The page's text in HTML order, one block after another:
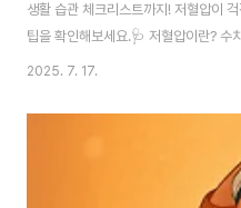
생활 습관 체크리스트까지! 저혈압이
팁을 확인해보세요.🩺 저혈압이란? 수
결과를 보고 “혈압이 낮으시네요”라는
다. 혈압은 사람마다 다르게 유지되는 ‘
수치가 낮아도 별다른 증상이 없을 수
축기 혈압이 90mmHg 이하, 이완기
다. 하지만 이 수치보다 더 중요한 것
2025. 7. 17.